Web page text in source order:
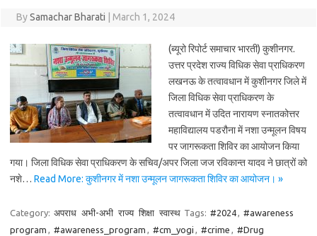
BySamachar Bharati March 1, 2024
(ब्यूरो रिपोर्ट समाचार भारती) कुशीनगर.
उत्तर प्रदेश राज्य विधिक सेवा प्राधिकरण
लखनऊ के तत्वावधान में कुशीनगर जिले में
जिला विधिक सेवा प्राधिकरण के
तत्वावधान में उदित नारायण स्नातकोत्तर
महाविद्यालय पडरौना में नशा उन्मूलन विषय
पर जागरूकता शिविर का आयोजन किया
गया। जिला विधिक सेवा प्राधिकरण के सचिव/अपर जिला जज रविकान्त यादव ने छात्रों को
नशे… Read More: कुशीनगर में नशा उन्मूलन जागरूकता शिविर का आयोजन। »
Category: अपराध अभी-अभी राज्य शिक्षा स्वास्थ Tags: #2024, #awareness
program , #awareness_program , #cm_yogi , #crime , #Drug